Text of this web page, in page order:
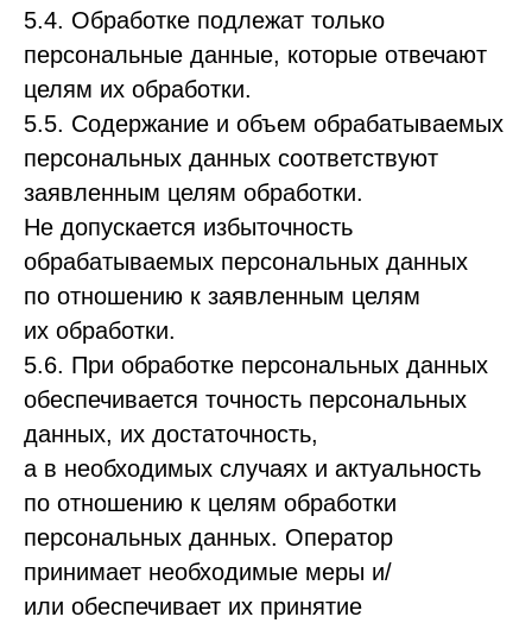
5.4. Обработке подлежат только
персональные данные, которые отвечают
целям их обработки.
5.5. Содержание и объем обрабатываемых
персональных данных соответствуют
заявленным целям обработки.
Не допускается избыточность
обрабатываемых персональных данных
по отношению к заявленным целям
их обработки.
5.6. При обработке персональных данных
обеспечивается точность персональных
данных, их достаточность,
а в необходимых случаях и актуальность
по отношению к целям обработки
персональных данных. Оператор
принимает необходимые меры и/
или обеспечивает их принятие